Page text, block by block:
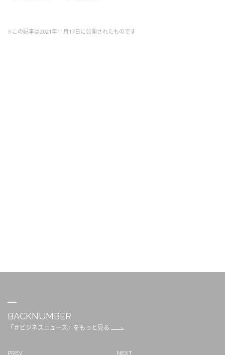
※この記事は2021年11月17日に公開されたものです
BACKNUMBER
「＃ビジネスニュース」をもっと見る
PREV NEXT